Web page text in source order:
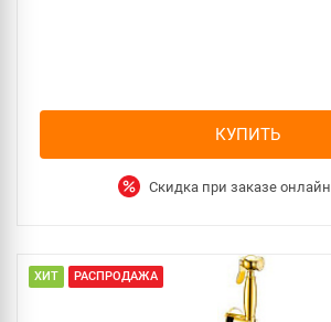
КУПИТЬ
Скидка при заказе онлайн
ХИТ РАСПРОДАЖА